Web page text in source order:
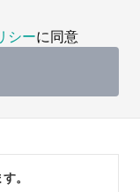
シーに同意
必要です
。